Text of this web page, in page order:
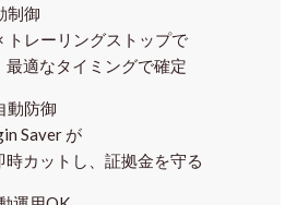
制御
レーリングストップで
適なタイミングで確定
動防御
Saver が
カットし、証拠金を守る